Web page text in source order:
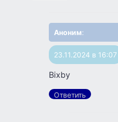
Аноним:
23.11.2024 в 16:07
Bixby
Ответить